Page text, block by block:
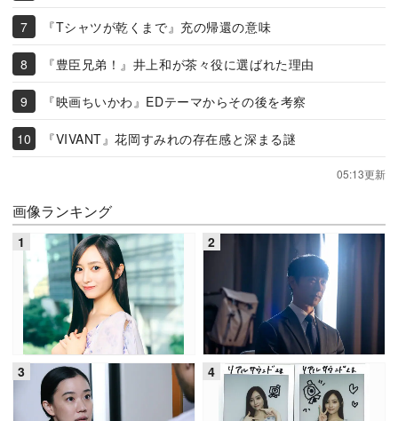
『Tシャツが乾くまで』充の帰還の意味
『豊臣兄弟！』井上和が茶々役に選ばれた理由
『映画ちいかわ』EDテーマからその後を考察
『VIVANT』花岡すみれの存在感と深まる謎
05:13更新
画像ランキング